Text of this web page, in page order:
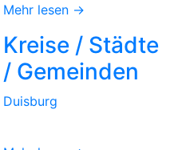
Mehr lesen →
Kreise / Städte
/ Gemeinden
Duisburg